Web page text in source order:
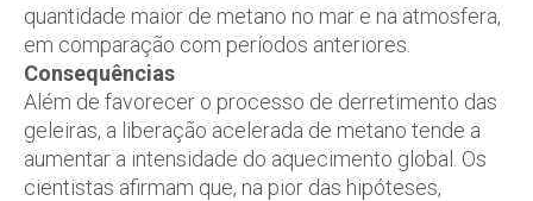
quantidade maior de metano no mar e na atmosfera,
em comparação com períodos anteriores.
Consequências
Além de favorecer o processo de derretimento das
geleiras, a liberação acelerada de metano tende a
aumentar a intensidade do aquecimento global. Os
cientistas afirmam que, na pior das hipóteses,